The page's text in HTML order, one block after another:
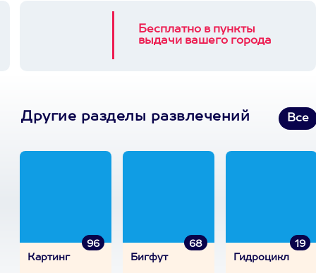
Бесплатно в пункты
выдачи вашего города
Другие разделы развлечений Все
96
Картинг
68
Бигфут
19
Гидроцикл